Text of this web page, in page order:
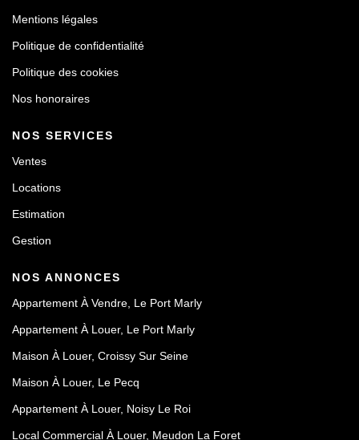
Mentions légales
Politique de confidentialité
Politique des cookies
Nos honoraires
NOS SERVICES
Ventes
Locations
Estimation
Gestion
NOS ANNONCES
Appartement À Vendre, Le Port Marly
Appartement À Louer, Le Port Marly
Maison À Louer, Croissy Sur Seine
Maison À Louer, Le Pecq
Appartement À Louer, Noisy Le Roi
Local Commercial À Louer, Meudon La Foret